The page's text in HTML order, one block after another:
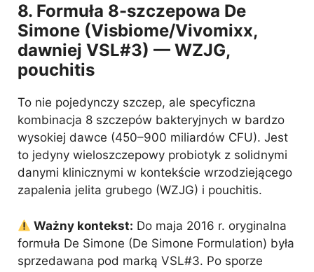
8. Formuła 8-szczepowa De
Simone (Visbiome/Vivomixx,
dawniej VSL#3) — WZJG,
pouchitis
To nie pojedynczy szczep, ale specyficzna
kombinacja 8 szczepów bakteryjnych w bardzo
wysokiej dawce (450–900 miliardów CFU). Jest
to jedyny wieloszczepowy probiotyk z solidnymi
danymi klinicznymi w kontekście wrzodziejącego
zapalenia jelita grubego (WZJG) i pouchitis.
Ważny kontekst: Do maja 2016 r. oryginalna
formuła De Simone (De Simone Formulation) była
sprzedawana pod marką VSL#3. Po sporze